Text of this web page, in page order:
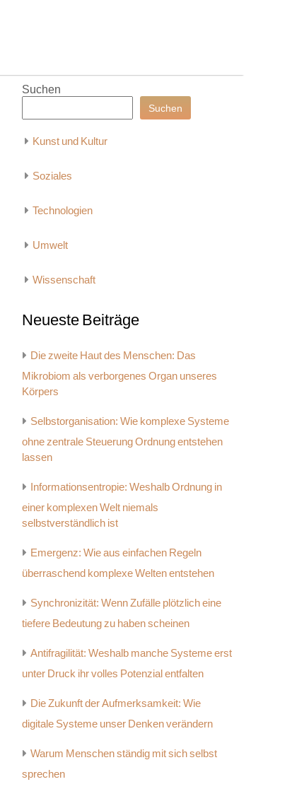
Suchen
Suchen
Kunst und Kultur
Soziales
Technologien
Umwelt
Wissenschaft
Neueste Beiträge
Die zweite Haut des Menschen: Das
Mikrobiom als verborgenes Organ unseres
Körpers
Selbstorganisation: Wie komplexe Systeme
ohne zentrale Steuerung Ordnung entstehen
lassen
Informationsentropie: Weshalb Ordnung in
einer komplexen Welt niemals
selbstverständlich ist
Emergenz: Wie aus einfachen Regeln
überraschend komplexe Welten entstehen
Synchronizität: Wenn Zufälle plötzlich eine
tiefere Bedeutung zu haben scheinen
Antifragilität: Weshalb manche Systeme erst
unter Druck ihr volles Potenzial entfalten
Die Zukunft der Aufmerksamkeit: Wie
digitale Systeme unser Denken verändern
Warum Menschen ständig mit sich selbst
sprechen